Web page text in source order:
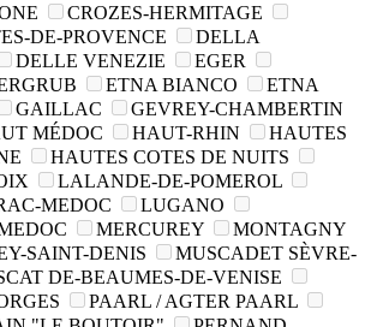
CROZES-HERMITAGE
DE-PROVENCE
DELLA
DELLE VENEZIE
EGER
ETNA BIANCO
ETNA
GAILLAC
GEVREY-CHAMBERTIN
MÉDOC HAUT-RHIN
HAUTES
HAUTES COTES DE NUITS
LALANDE-DE-POMEROL
MEDOC
LUGANO
MERCUREY
MONTAGNY
SAINT-DENIS
MUSCADET SÈVRE-
DE-BEAUMES-DE-VENISE
PAARL / AGTER PAARL